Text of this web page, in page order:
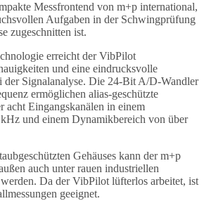
Messfrontend von m+p international,
Aufgaben in der Schwingprüfung
zugeschnitten ist.
erreicht der VibPilot
und eine eindrucksvolle
der Signalanalyse. Die 24-Bit A/D-Wandler
ermöglichen alias-geschützte
acht Eingangskanälen in einem
und einem Dynamikbereich von über
Gehäuses kann der m+p
auch unter rauen industriellen
Da der VibPilot lüfterlos arbeitet, ist
geeignet.